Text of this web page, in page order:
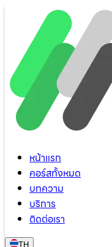
หน้าแรก
คอร์สทั้งหมด
บทความ
บริการ
ติดต่อเรา
TH